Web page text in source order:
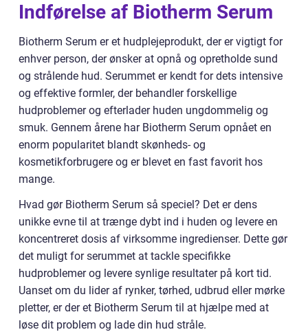
Indførelse af Biotherm Serum
Biotherm Serum er et hudplejeprodukt, der er vigtigt for
enhver person, der ønsker at opnå og opretholde sund
og strålende hud. Serummet er kendt for dets intensive
og effektive formler, der behandler forskellige
hudproblemer og efterlader huden ungdommelig og
smuk. Gennem årene har Biotherm Serum opnået en
enorm popularitet blandt skønheds- og
kosmetikforbrugere og er blevet en fast favorit hos
mange.
Hvad gør Biotherm Serum så speciel? Det er dens
unikke evne til at trænge dybt ind i huden og levere en
koncentreret dosis af virksomme ingredienser. Dette gør
det muligt for serummet at tackle specifikke
hudproblemer og levere synlige resultater på kort tid.
Uanset om du lider af rynker, tørhed, udbrud eller mørke
pletter, er der et Biotherm Serum til at hjælpe med at
løse dit problem og lade din hud stråle.